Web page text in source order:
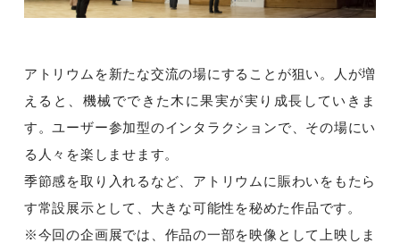
アトリウムを新たな交流の場にすることが狙い。人が増
えると、機械でできた木に果実が実り成長していきま
す。ユーザー参加型のインタラクションで、その場にい
る人々を楽しませます。
季節感を取り入れるなど、アトリウムに賑わいをもたら
す常設展示として、大きな可能性を秘めた作品です。
※今回の企画展では、作品の一部を映像として上映しま